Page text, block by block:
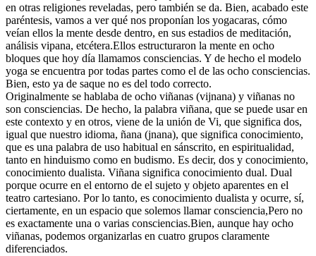
en otras religiones reveladas, pero también se da. Bien, acabado este
paréntesis, vamos a ver qué nos proponían los yogacaras, cómo
veían ellos la mente desde dentro, en sus estadios de meditación,
análisis vipana, etcétera.Ellos estructuraron la mente en ocho
bloques que hoy día llamamos consciencias. Y de hecho el modelo
yoga se encuentra por todas partes como el de las ocho consciencias.
Bien, esto ya de saque no es del todo correcto.
Originalmente se hablaba de ocho viñanas (vijnana) y viñanas no
son consciencias. De hecho, la palabra viñana, que se puede usar en
este contexto y en otros, viene de la unión de Vi, que significa dos,
igual que nuestro idioma, ñana (jnana), que significa conocimiento,
que es una palabra de uso habitual en sánscrito, en espiritualidad,
tanto en hinduismo como en budismo. Es decir, dos y conocimiento,
conocimiento dualista. Viñana significa conocimiento dual. Dual
porque ocurre en el entorno de el sujeto y objeto aparentes en el
teatro cartesiano. Por lo tanto, es conocimiento dualista y ocurre, sí,
ciertamente, en un espacio que solemos llamar consciencia,Pero no
es exactamente una o varias consciencias.Bien, aunque hay ocho
viñanas, podemos organizarlas en cuatro grupos claramente
diferenciados.